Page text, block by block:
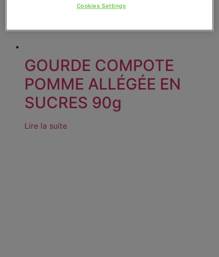
GOURDE COMPOTE
POMME ALLÉGÉE EN
SUCRES 90g
Lire la suite
Cookies Settings